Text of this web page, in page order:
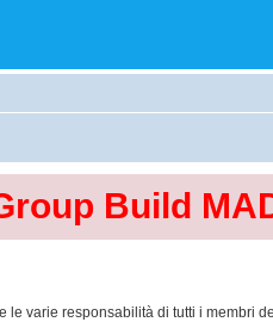
Build
le varie responsabilità di tutti i membri